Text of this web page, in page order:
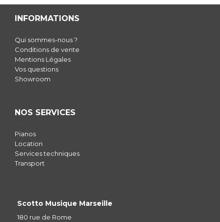
INFORMATIONS
Qui sommes-nous ?
Conditions de vente
Mentions Légales
Vos questions
Showroom
NOS SERVICES
Pianos
Location
Services techniques
Transport
Scotto Musique Marseille
180 rue de Rome